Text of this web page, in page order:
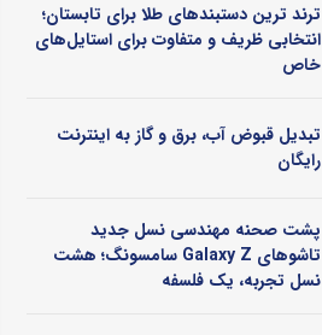
ترند ترین دستبندهای طلا برای تابستان؛
انتخابی ظریف و متفاوت برای استایل‌های
خاص
تبدیل قبوض آب، برق و گاز به اینترنت
رایگان
پشت صحنه مهندسی نسل جدید
تاشوهای Galaxy Z سامسونگ؛ هشت
نسل تجربه، یک فلسفه